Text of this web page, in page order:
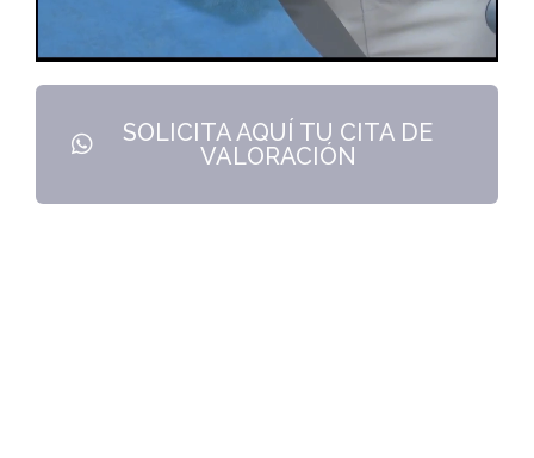
SOLICITA AQUÍ TU CITA DE
VALORACIÓN